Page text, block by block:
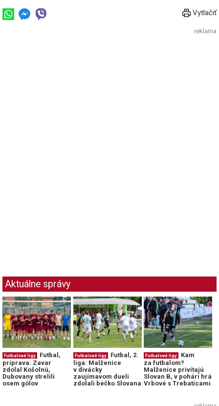
Vytlačiť
reklama
Aktuálne správy
Futbalové ligy
Futbal,
príprava: Zavar
zdolal Košolnú,
Dubovany strelili
osem gólov
Futbalové ligy
Futbal, 2.
liga: Malženice
v divácky
zaujímavom dueli
zdolali béčko Slovana
Futbalové ligy
Kam
za futbalom?
Malženice privítajú
Slovan B, v pohári hrá
Vrbové s Trebaticami